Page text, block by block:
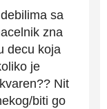
sa
zna
decu koja
je
Nit
biti go